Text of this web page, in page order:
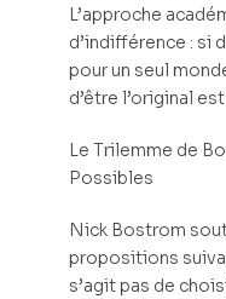
L’approche
d’indifférence : si
pour un seul
d’être l’original
Le Trilemme de
Possibles
Nick Bostrom
propositions
s’agit pas de